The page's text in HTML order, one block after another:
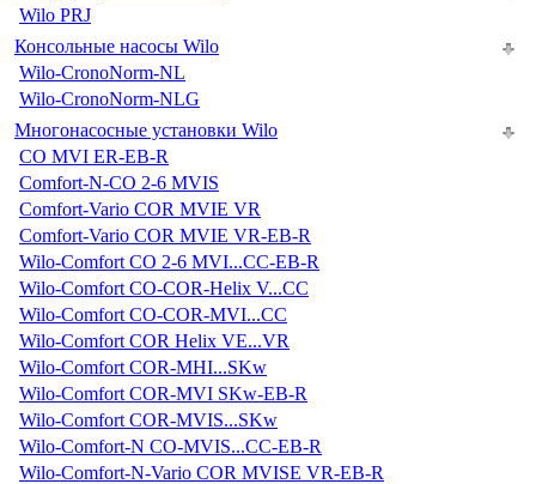
Wilo PRJ
Консольные насосы Wilo
Wilo-CronoNorm-NL
Wilo-CronoNorm-NLG
Многонасосные установки Wilo
CO MVI ER-EB-R
Comfort-N-CO 2-6 MVIS
Comfort-Vario COR MVIE VR
Comfort-Vario COR MVIE VR-EB-R
Wilo-Comfort CO 2-6 MVI...CC-EB-R
Wilo-Comfort CO-COR-Helix V...CC
Wilo-Comfort CO-COR-MVI...CC
Wilo-Comfort COR Helix VE...VR
Wilo-Comfort COR-MHI...SKw
Wilo-Comfort COR-MVI SKw-EB-R
Wilo-Comfort COR-MVIS...SKw
Wilo-Comfort-N CO-MVIS...CC-EB-R
Wilo-Comfort-N-Vario COR MVISE VR-EB-R